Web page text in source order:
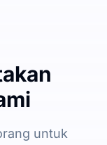
untuk